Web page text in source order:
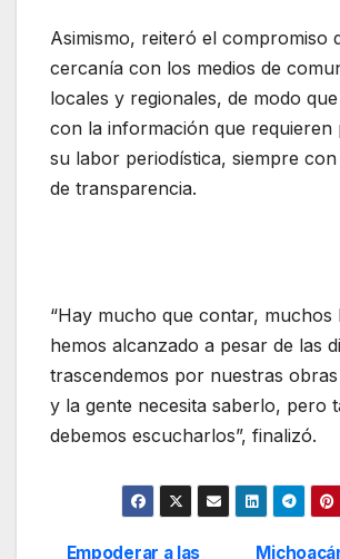
Asimismo, reiteró el compromiso
cercanía con los medios de
locales y regionales, de modo
con la información que requieren
su labor periodística, siempre
de transparencia.
“Hay mucho que contar, muchos
hemos alcanzado a pesar de las
trascendemos por nuestras
y la gente necesita saberlo, pero
debemos escucharlos”, finalizó.
Empoderar a las